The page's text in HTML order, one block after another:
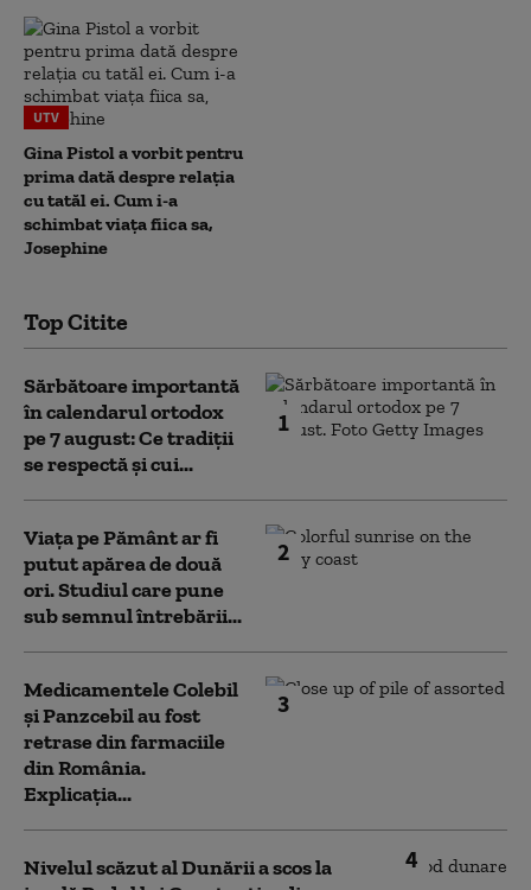
UTV
Gina Pistol a vorbit pentru
prima dată despre relația
cu tatăl ei. Cum i-a
schimbat viața fiica sa,
Josephine
Top Citite
1
Sărbătoare importantă
în calendarul ortodox
pe 7 august: Ce tradiții
se respectă și cui...
2
Viața pe Pământ ar fi
putut apărea de două
ori. Studiul care pune
sub semnul întrebării...
3
Medicamentele Colebil
și Panzcebil au fost
retrase din farmaciile
din România.
Explicația...
4
Nivelul scăzut al Dunării a scos la